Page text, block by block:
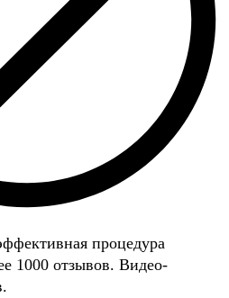
процедура
1000 отзывов. Видео-